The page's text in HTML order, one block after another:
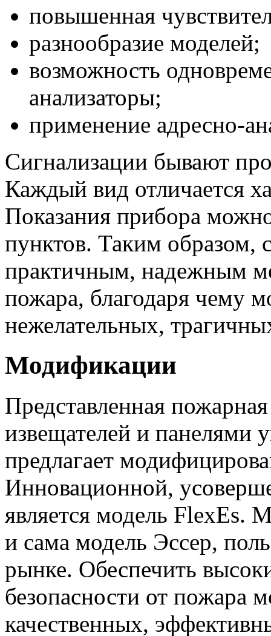
повышенная
разнообразие моделей;
возможность
анализаторы;
применение адресно-
Сигнализации бывают
Каждый вид отличается
Показания прибора
пунктов. Таким образом,
практичным, надежным
пожара, благодаря чему
нежелательных,
Модификации
Представленная
извещателей и панелями
предлагает
Инновационной,
является модель FlexEs.
и сама модель Эссер,
рынке. Обеспечить
безопасности от
качественных,